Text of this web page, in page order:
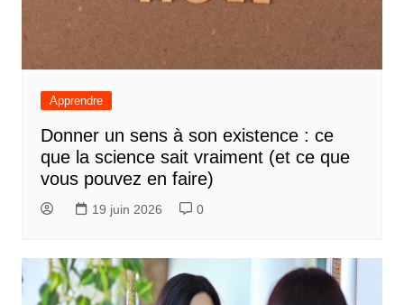
Apprendre
Donner un sens à son existence : ce
que la science sait vraiment (et ce que
vous pouvez en faire)
19 juin 2026 0